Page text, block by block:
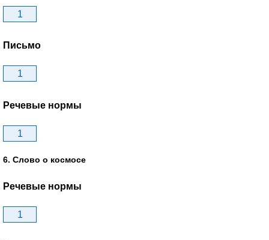
1
Письмо
1
Речевые нормы
1
6. Слово о космосе
Речевые нормы
1